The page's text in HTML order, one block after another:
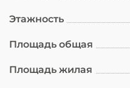
Этажность
Площадь общая
Площадь жилая